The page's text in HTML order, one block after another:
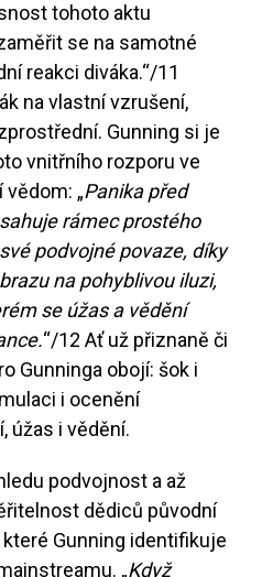
tohoto aktu
se na samotné
reakci diváka.“/11
na vlastní vzrušení,
Gunning si je
vnitřního rozporu ve
„Panika před
rámec prostého
podvojné povaze, díky
na pohyblivou iluzi,
se úžas a vědění
“/12 Ať už přiznaně či
Gunninga obojí: šok i
i ocenění
úžas i vědění.
podvojnost a až
dědiců původní
Gunning identifikuje
„Když